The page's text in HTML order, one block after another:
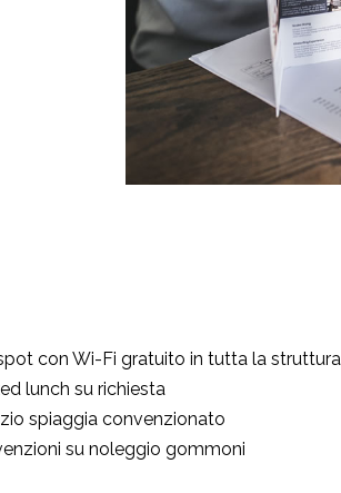
con Wi-Fi gratuito in tutta la struttura
lunch su richiesta
spiaggia convenzionato
su noleggio gommoni